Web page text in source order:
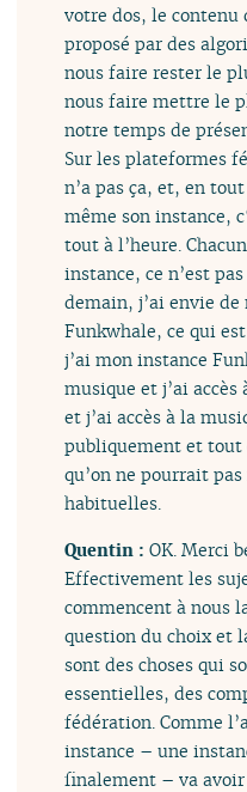
votre dos, le contenu
proposé par des
nous faire rester le
nous faire mettre le
notre temps de
Sur les plateformes
n’a pas ça, et, en
même son instance,
tout à l’heure.
instance, ce n’est
demain, j’ai envie
Funkwhale, ce qui
j’ai mon instance
musique et j’ai
et j’ai accès à la
publiquement et tout
qu’on ne pourrait
habituelles.
Quentin :OK. Merci
Effectivement les
commencent à nous
question du choix et
sont des choses qui
essentielles, des
fédération. Comme
instance – une
finalement – va avoir